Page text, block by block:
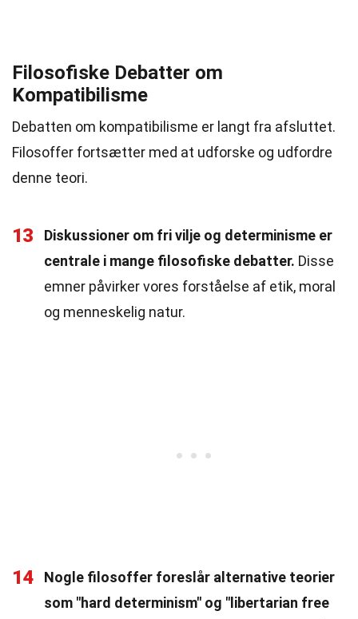
Filosofiske Debatter om
Kompatibilisme
Debatten om kompatibilisme er langt fra afsluttet.
Filosoffer fortsætter med at udforske og udfordre
denne teori.
13
Diskussioner om fri vilje og determinisme er
centrale i mange filosofiske debatter. Disse
emner påvirker vores forståelse af etik, moral
og menneskelig natur.
14
Nogle filosoffer foreslår alternative teorier
som "hard determinism" og "libertarian free